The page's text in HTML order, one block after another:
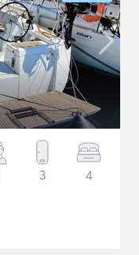
3 4